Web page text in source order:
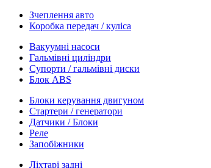
Зчеплення авто
Коробка передач / куліса
Вакуумні насоси
Гальмівні циліндри
Супорти / гальмівні диски
Блок ABS
Блоки керування двигуном
Стартери / генератори
Датчики / Блоки
Реле
Запобіжники
Ліхтарі задні